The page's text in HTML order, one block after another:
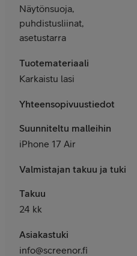
Näytönsuoja,
puhdistusliinat,
asetustarra
Tuotemateriaali
Karkaistu lasi
Yhteensopivuustiedot
Suunniteltu malleihin
iPhone 17 Air
Valmistajan takuu ja tuki
Takuu
24 kk
Asiakastuki
info@screenor.fi